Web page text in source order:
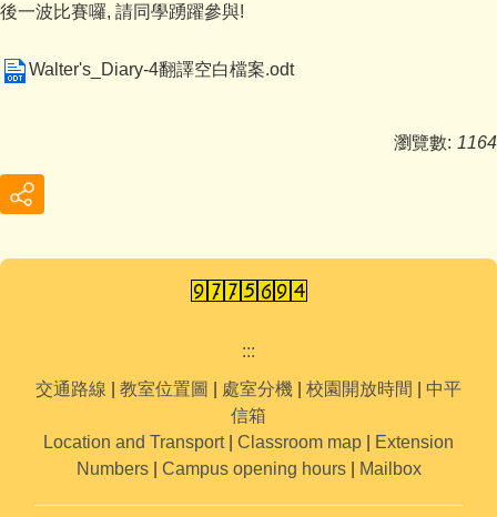
後一波比賽囉, 請同學踴躍參與!
Walter's_Diary-4翻譯空白檔案.odt
瀏覽數: 1164
:::
交通路線
教室位置圖 處室分機 校園開放時間
中平
信箱
Location and Transport| Classroom map
Extension
Numbers| Campus opening hours| Mailbox